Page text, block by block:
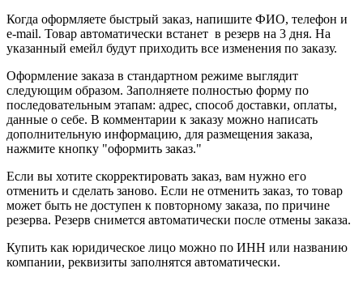
Когда оформляете быстрый заказ, напишите ФИО, телефон и
e-mail. Товар автоматически встанет в резерв на 3 дня. На
указанный емейл будут приходить все изменения по заказу.
Оформление заказа в стандартном режиме выглядит
следующим образом. Заполняете полностью форму по
последовательным этапам: адрес, способ доставки, оплаты,
данные о себе. В комментарии к заказу можно написать
дополнительную информацию, для размещения заказа,
нажмите кнопку "оформить заказ."
Если вы хотите скорректировать заказ, вам нужно его
отменить и сделать заново. Если не отменить заказ, то товар
может быть не доступен к повторному заказа, по причине
резерва. Резерв снимется автоматически после отмены заказа.
Купить как юридическое лицо можно по ИНН или названию
компании, реквизиты заполнятся автоматически.